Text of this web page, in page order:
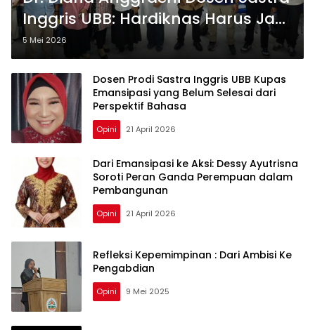
Inggris UBB: Hardiknas Harus Jadi
Momentum Perbaikan Bahasa di
Sekolah
5 Mei 2026
Dosen Prodi Sastra Inggris UBB Kupas
Emansipasi yang Belum Selesai dari
Perspektif Bahasa
Opini 21 April 2026
Dari Emansipasi ke Aksi: Dessy Ayutrisna
Soroti Peran Ganda Perempuan dalam
Pembangunan
Opini 21 April 2026
Refleksi Kepemimpinan : Dari Ambisi Ke
Pengabdian
Opini 9 Mei 2025